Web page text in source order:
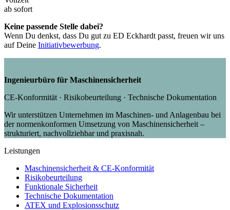
ab sofort
Keine passende Stelle dabei?
Wenn Du denkst, dass Du gut zu ED Eckhardt passt, freuen wir uns
auf Deine Initiativbewerbung.
Ingenieurbüro für Maschinensicherheit
CE-Konformität · Risikobeurteilung · Technische Dokumentation
Wir unterstützen Unternehmen im Maschinen- und Anlagenbau bei
der normenkonformen Umsetzung von Maschinensicherheit –
strukturiert, nachvollziehbar und praxisnah.
Leistungen
Maschinensicherheit & CE-Konformität
Risikobeurteilung
Funktionale Sicherheit
Technische Dokumentation
ATEX und Explosionsschutz